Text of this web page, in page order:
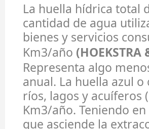
La huella hídrica total
cantidad de agua
bienes y servicios
Km3/año
Representa algo
anual. La huella azul
ríos, lagos y acuíferos
Km3/año. Teniendo
que asciende la